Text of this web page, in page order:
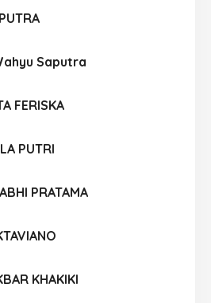
Saputra
FERISKA
PUTRI
PRATAMA
KHAKIKI